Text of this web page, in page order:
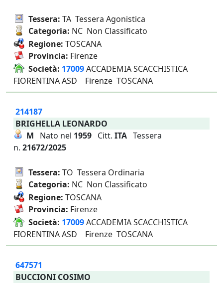
Tessera: TA Tessera Agonistica
Categoria: NC Non Classificato
Regione: TOSCANA
Provincia: Firenze
Società: 17009ACCADEMIA SCACCHISTICA
FIORENTINA ASD Firenze TOSCANA
214187
BRIGHELLA LEONARDO
M Nato nel 1959 Citt. ITA Tessera
n. 21672/2025
Tessera: TO Tessera Ordinaria
Categoria: NC Non Classificato
Regione: TOSCANA
Provincia: Firenze
Società: 17009ACCADEMIA SCACCHISTICA
FIORENTINA ASD Firenze TOSCANA
647571
BUCCIONI COSIMO